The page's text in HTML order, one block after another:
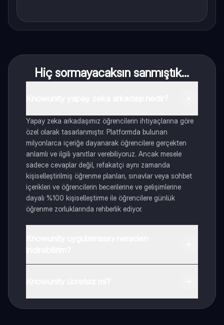
Hiç sormayacaksın sanmıştık...
Yapay zeka arkadaşımız öğrencilerin ihtiyaçlarına göre
özel olarak tasarlanmıştır. Platformda bulunan
milyonlarca içeriğe dayanarak öğrencilere gerçekten
anlamlı ve ilgili yanıtlar verebiliyoruz. Ancak mesele
sadece cevaplar değil, refakatçi aynı zamanda
kişiselleştirilmiş öğrenme planları, sınavlar veya sohbet
içerikleri ve öğrencilerin becerilerine ve gelişimlerine
dayalı %100 kişiselleştirme ile öğrencilere günlük
öğrenme zorluklarında rehberlik ediyor.